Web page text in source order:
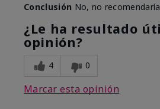
Conclusión No, no
¿Le ha resultado
opinión?
4 0
Marcar esta opinión